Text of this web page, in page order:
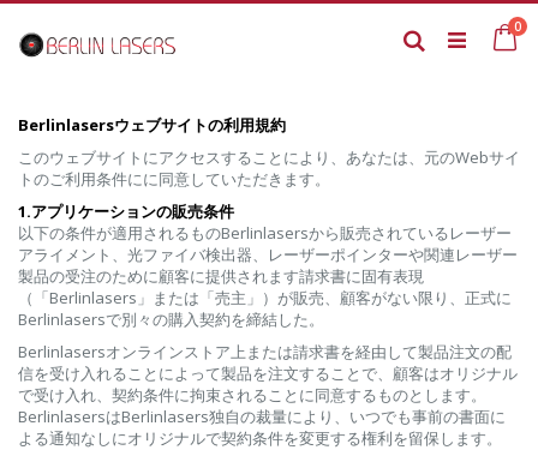
to
Content
0
Search
Berlinlasersウェブサイトの利用規約
このウェブサイトにアクセスすることにより、あなたは、元のWebサイ
トのご利用条件にに同意していただきます。
1.アプリケーションの販売条件
以下の条件が適用されるものBerlinlasersから販売されているレーザー
アライメント、光ファイバ検出器、レーザーポインターや関連レーザー
製品の受注のために顧客に提供されます請求書に固有表現
（「Berlinlasers」または「売主」）が販売、顧客がない限り、正式に
Berlinlasersで別々の購入契約を締結した。
Berlinlasersオンラインストア上または請求書を経由して製品注文の配
信を受け入れることによって製品を注文することで、顧客はオリジナル
で受け入れ、契約条件に拘束されることに同意するものとします。
BerlinlasersはBerlinlasers独自の裁量により、いつでも事前の書面に
よる通知なしにオリジナルで契約条件を変更する権利を留保します。